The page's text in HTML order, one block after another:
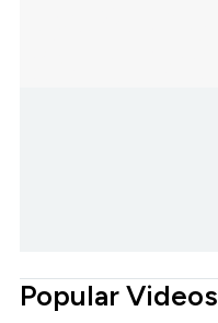
Popular Videos